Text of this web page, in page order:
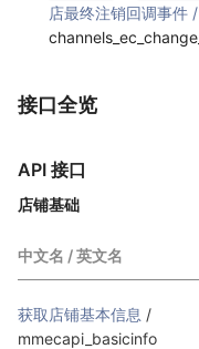
店最终注销回调事件
接口全览
API 接口
店铺基础
中文名 / 英文名
获取店铺基本信息 /
mmecapi_basicinfo